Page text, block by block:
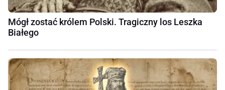
Mógł zostać królem Polski. Tragiczny los Leszka
Białego